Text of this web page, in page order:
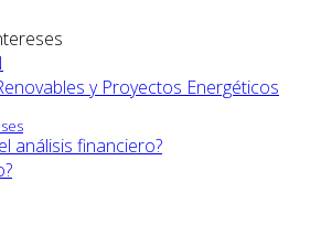
y Proyectos Energéticos
análisis financiero?